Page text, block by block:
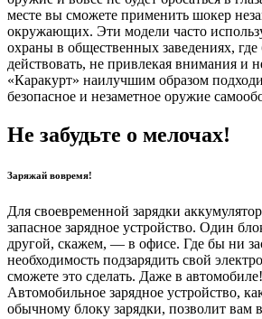
месте вы сможете применить шокер
окружающих. Эти модели часто
охраны в общественных заведениях,
действовать, не привлекая внимания и
«Каракурт» наилучшим образом
безопасное и незаметное оружие
Не забудьте о мелочах!
Заряжай вовремя!
Для своевременной зарядки
запасное зарядное устройство. Один
другой, скажем, — в офисе. Где бы ни
необходимость подзарядить свой
сможете это сделать. Даже в автомобиле!
Автомобильное зарядное устройство,
обычному блоку зарядки, позволит вам